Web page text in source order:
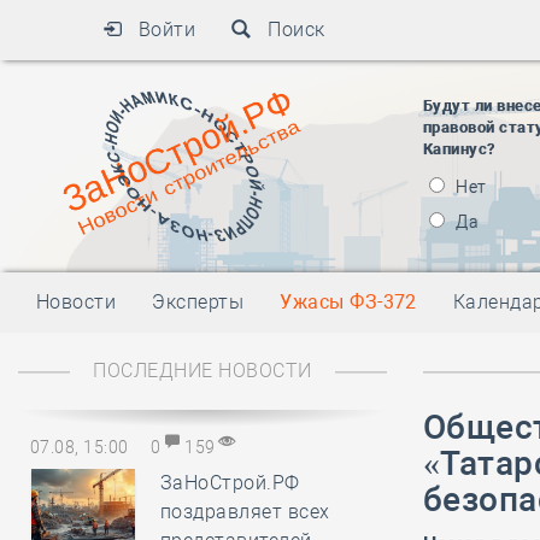
Войти Поиск
Будут ли
правовой
Капинус?
Нет
Да
Новости Эксперты Ужасы ФЗ-372
ПОСЛЕДНИЕ НОВОСТИ
07.08, 15:00 0 159
ЗаНоСтрой.РФ
поздравляет всех